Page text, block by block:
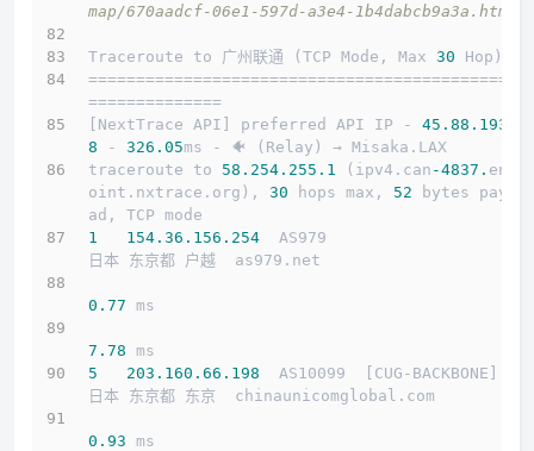
map/670aadcf-06e1-597d-a3e4-1b4dabcb9a3a.html
Traceroute to 广州联通 (TCP Mode, Max 30 Hop)
==============================================
==============
[NextTrace API] preferred API IP - 45.88 .193
8 - 326.05ms - 🐠 (Relay) → Misaka.LAX
traceroute to 58.254 .255 .1 (ipv4.can -4837. endp
oint.nxtrace.org), 30 hops max, 52 bytes paylo
ad, TCP mode
1
154.36 .156 .254
  AS979
日本 东京都 户越  as979.net
0.77 ms
7.78 ms
5
203.160 .66 .198
  AS10099  [CUG-BACKBONE]
日本 东京都 东京  chinaunicomglobal.com
0.93 ms